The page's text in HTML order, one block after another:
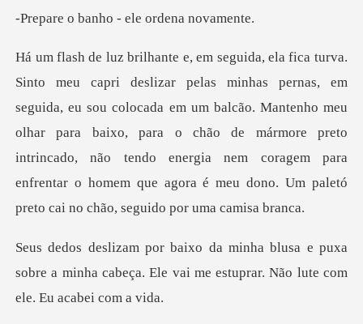
nho - ele ord
eu sou colocada em um balcão. Mantenho meu
olhar para baixo, para o chão de mármore preto
intrincado, não tendo energi
e puxa
sobre a minha cabeça. Ele vai me est